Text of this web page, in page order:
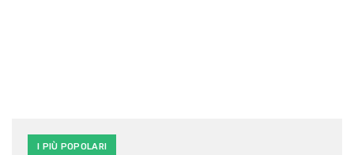
I PIÙ POPOLARI